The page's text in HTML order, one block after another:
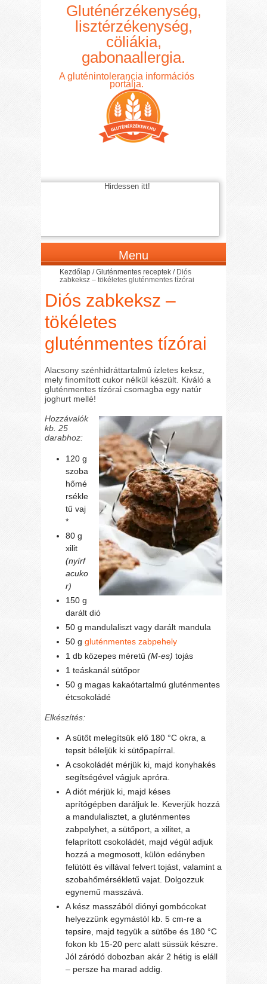
Gluténérzékenység,
lisztérzékenység,
cöliákia,
gabonaallergia.
A gluténintolerancia információs
portálja.
Hirdessen itt!
Menu
Kezdőlap /Gluténmentes receptek / Diós
zabkeksz – tökéletes gluténmentes tízórai
Diós zabkeksz –
tökéletes
gluténmentes tízórai
Alacsony szénhidráttartalmú ízletes keksz,
mely finomított cukor nélkül készült. Kiváló a
gluténmentes tízórai csomagba egy natúr
joghurt mellé!
Hozzávalók
kb. 25
darabhoz:
120 g
szoba
hőmé
rsékle
tű vaj
*
80 g
xilit
(nyírf
acuko
r)
150 g
darált dió
50 g mandulaliszt vagy darált mandula
50 ggluténmentes zabpehely
1 db közepes méretű(M-es) tojás
1 teáskanál sütőpor
50 g magas kakaótartalmú gluténmentes
étcsokoládé
Elkészítés:
A sütőt melegítsük elő 180 °C okra, a
tepsit béleljük ki sütőpapírral.
A csokoládét mérjük ki, majd konyhakés
segítségével vágjuk apróra.
A diót mérjük ki, majd késes
aprítógépben daráljuk le. Keverjük hozzá
a mandulalisztet, a gluténmentes
zabpelyhet, a sütőport, a xilitet, a
felaprított csokoládét, majd végül adjuk
hozzá a megmosott, külön edényben
felütött és villával felvert tojást, valamint a
szobahőmérsékletű vajat. Dolgozzuk
egynemű masszává.
A kész masszából diónyi gombócokat
helyezzünk egymástól kb. 5 cm-re a
tepsire, majd tegyük a sütőbe és 180 °C
fokon kb 15-20 perc alatt süssük készre.
Jól záródó dobozban akár 2 hétig is eláll
– persze ha marad addig.